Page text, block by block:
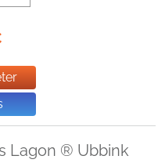
Lagon ® Ubbink